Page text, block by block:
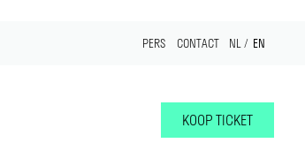
PERS CONTACT NL EN
KOOP TICKET